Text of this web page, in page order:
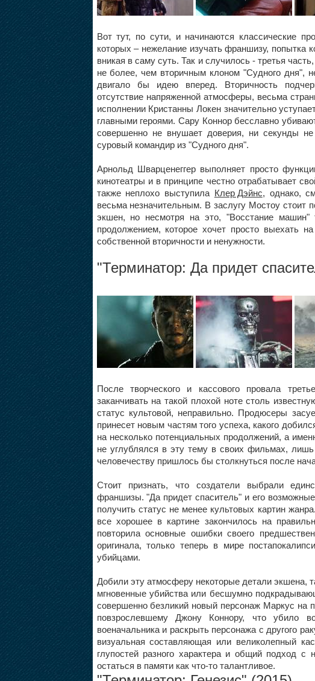
Вот тут, по сути, и начинаются классические
которых – нежелание изучать франшизу, попытка
вникая в саму суть. Так и случилось - третья
не более, чем вторичным клоном "Судного дня",
двигало бы идею вперед. Вторичность
отсутствие напряженной атмосферы, весьма
исполнении Кристанны Локен значительно
главными героями. Сару Коннор бесславно
совершенно не внушает доверия, ни секунды
суровый командир из "Судного дня".
Арнольд Шварценеггер выполняет просто
кинотеатры и в принципе честно отрабатывает
также неплохо выступила Клер Дэйнс, однако,
весьма незначительным. В заслугу Мостоу стоит
экшен, но несмотря на это, "Восстание
продолжением, которое хочет просто выехать
собственной вторичности и ненужности.
"Терминатор: Да придет
После творческого и кассового провала
заканчивать на такой плохой ноте столь
статус культовой, неправильно. Продюсеры
принесет новым частям того успеха, какого
на несколько потенциальных продолжений, а
не углублялся в эту тему в своих фильмах,
человечеству пришлось бы столкнуться после
Стоит признать, что создатели выбрали
франшизы. "Да придет спаситель" и его
получить статус не менее культовых картин
все хорошее в картине закончилось на
повторила основные ошибки своего
оригинала, только теперь в мире
убийцами.
Добили эту атмосферу некоторые детали экшена,
мгновенные убийства или бесшумно
совершенно безликий новый персонаж Маркус
повзрослевшему Джону Коннору, что убило
военачальника и раскрыть персонажа с другого
визуальная составляющая или великолепный
глупостей разного характера и общий подход
остаться в памяти как что-то талантливое.